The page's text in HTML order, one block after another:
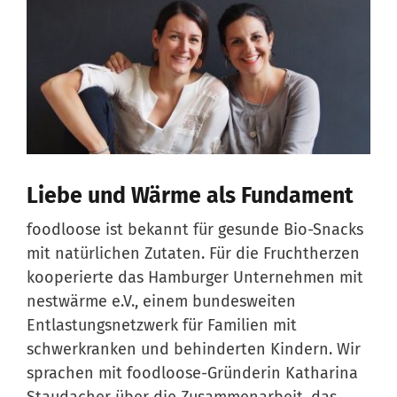
Liebe und Wärme als Fundament
foodloose ist bekannt für gesunde Bio-Snacks
mit natürlichen Zutaten. Für die Fruchtherzen
kooperierte das Hamburger Unternehmen mit
nestwärme e.V., einem bundesweiten
Entlastungsnetzwerk für Familien mit
schwerkranken und behinderten Kindern. Wir
sprachen mit foodloose-Gründerin Katharina